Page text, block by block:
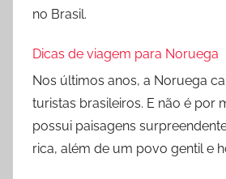
no Brasil.
Dicas de viagem para Noruega
Nos últimos anos, a Noruega
turistas brasileiros. E não é por
possui paisagens
rica, além de um povo gentil e